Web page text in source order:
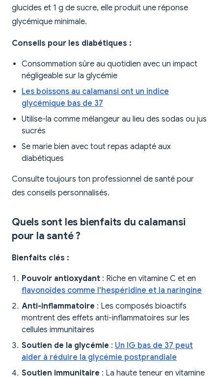
glucides et 1 g de sucre, elle produit une réponse
glycémique minimale.
Conseils pour les diabétiques :
Consommation sûre au quotidien avec un impact
négligeable sur la glycémie
Les boissons au calamansi ont un indice
glycémique bas de 37
Utilise-la comme mélangeur au lieu des sodas ou jus
sucrés
Se marie bien avec tout repas adapté aux
diabétiques
Consulte toujours ton professionnel de santé pour
des conseils personnalisés.
Quels sont les bienfaits du calamansi
pour la santé ?
Bienfaits clés :
Pouvoir antioxydant : Riche en vitamine C et en
flavonoïdes comme l'hespéridine et la naringine
Anti-inflammatoire : Les composés bioactifs
montrent des effets anti-inflammatoires sur les
cellules immunitaires
Soutien de la glycémie : Un IG bas de 37 peut
aider à réduire la glycémie postprandiale
Soutien immunitaire : La haute teneur en vitamine